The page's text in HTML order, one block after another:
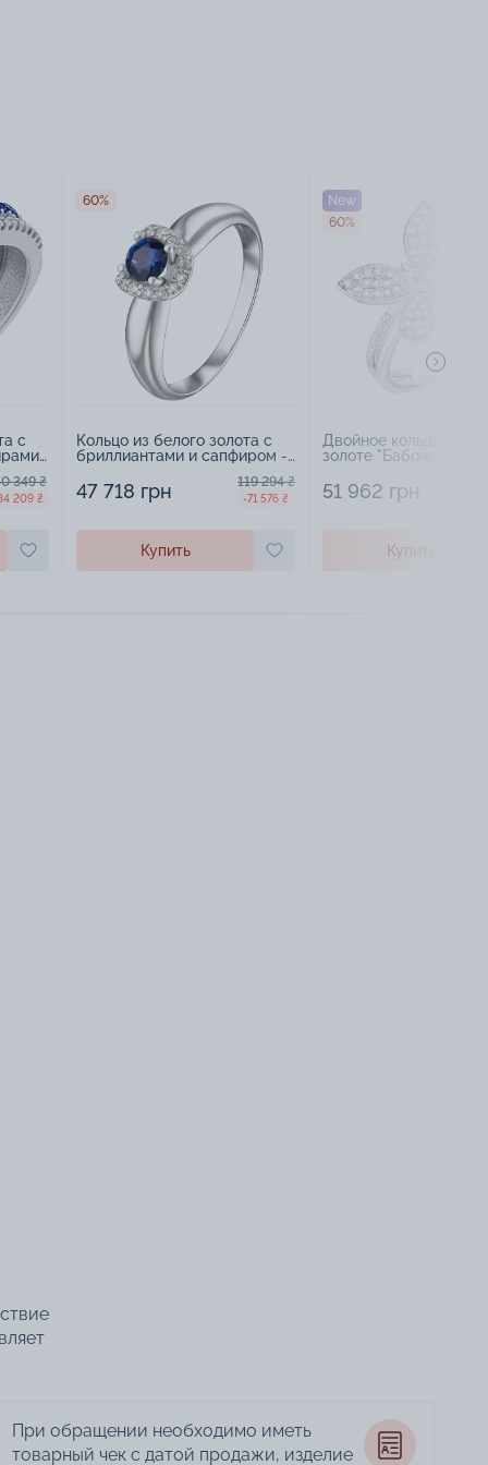
с
349 ₴
209 ₴
60%
Кольцо из белого золота с
бриллиантами и сапфиром -
47 718 грн 119 294 ₴
-71 576 ₴
Купить
New
60%
Двойное кольцо в
золоте "Бабочка" с
51 962 грн
Купить
При обращении необходимо иметь
товарный чек с датой продажи, изделие